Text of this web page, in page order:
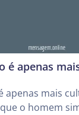
é apenas
apenas mais
o homem